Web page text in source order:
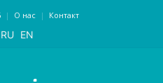
О нас Контакт
RU EN